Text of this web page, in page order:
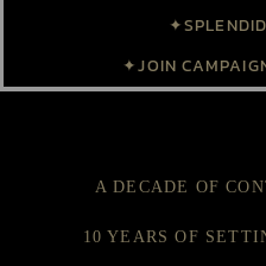
✦JOIN
A DECADE OF
10 YEARS OF